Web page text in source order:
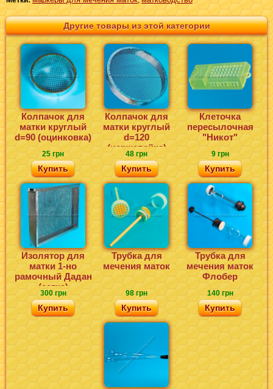
Другие товары из этой категории
Колпачок для
матки круглый
d=90 (оцинковка)
25 грн
Купить
Колпачок для
матки круглый
d=120
(нержавейка)
48 грн
Купить
Клеточка
пересылочная
"Никот"
9 грн
Купить
Изолятор для
матки 1-но
рамочный Дадан
(сетка)
300 грн
Купить
Трубка для
мечения маток
98 грн
Купить
Трубка для
мечения маток
Флобер
140 грн
Купить